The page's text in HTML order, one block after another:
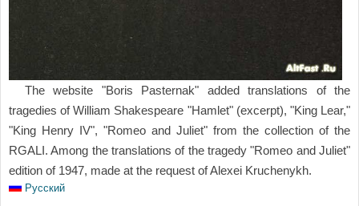
The website "Boris Pasternak" added translations of the
tragedies of William Shakespeare "Hamlet" (excerpt), "King Lear,"
"King Henry IV", "Romeo and Juliet" from the collection of the
RGALI. Among the translations of the tragedy "Romeo and Juliet"
edition of 1947, made at the request of Alexei Kruchenykh.
Русский